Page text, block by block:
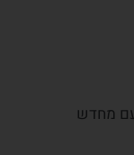
מחדש